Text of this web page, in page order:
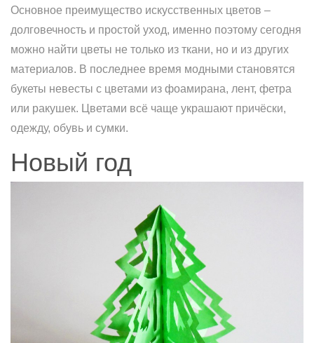
Основное преимущество искусственных цветов –
долговечность и простой уход, именно поэтому сегодня
можно найти цветы не только из ткани, но и из других
материалов. В последнее время модными становятся
букеты невесты с цветами из фоамирана, лент, фетра
или ракушек. Цветами всё чаще украшают причёски,
одежду, обувь и сумки.
Новый год